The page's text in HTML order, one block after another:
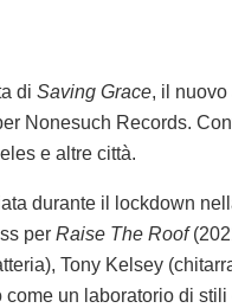
di Saving Grace, il nuovo
Nonesuch Records.
e altre città.
durante il lockdown
per Raise The Roof
Tony Kelsey
un laboratorio di